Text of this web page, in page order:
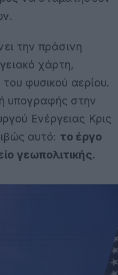
την πράσινη
χάρτη,
φυσικού αερίου.
υπογραφής στην
Ενέργειας Κρις
αυτό: το έργο
γεωπολιτικής.